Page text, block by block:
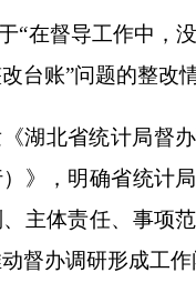
“在督导工作中，
台账”问题的整改
湖北省统计局督
》，明确省统计
主体责任、事项
督办调研形成工作